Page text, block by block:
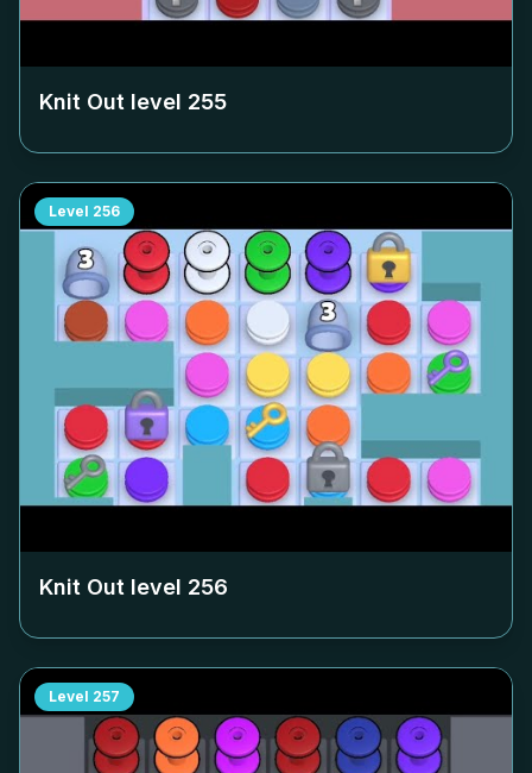
Knit Out level 255
Level 256
Knit Out level 256
Level 257